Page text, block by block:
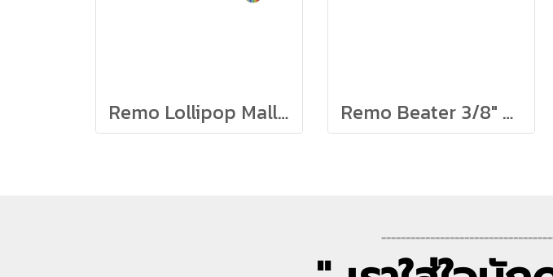
Remo Lollipop Mallet 3/8" x 10" E35 M.Color Ball & Red cap Remo Beater 3/8" x 8" White Plastic, w/ 2 Red End Caps